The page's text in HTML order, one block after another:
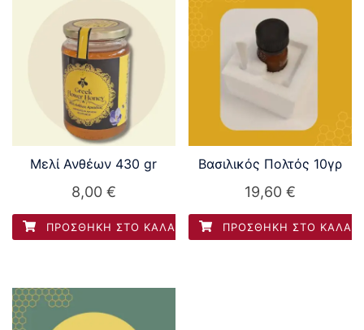
Μελί Ανθέων 430 gr
8,00 €
ΠΡΟΣΘΉΚΗ ΣΤΟ ΚΑΛΆΘΙ
Βασιλικός Πολτός 10γρ
19,60€
ΠΡΟΣΘΉΚΗ ΣΤΟ ΚΑΛΆΘΙ